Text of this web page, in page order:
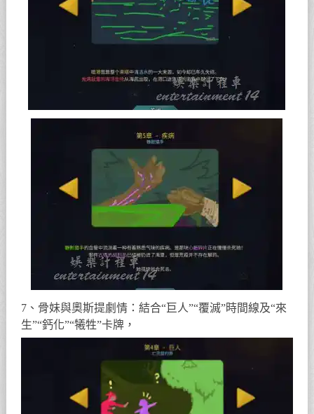
7、骨妹與奧斯提劇情：結合“巨人”“覆滅”時間線及“來
生”“鈣化”“犧牲”卡牌，